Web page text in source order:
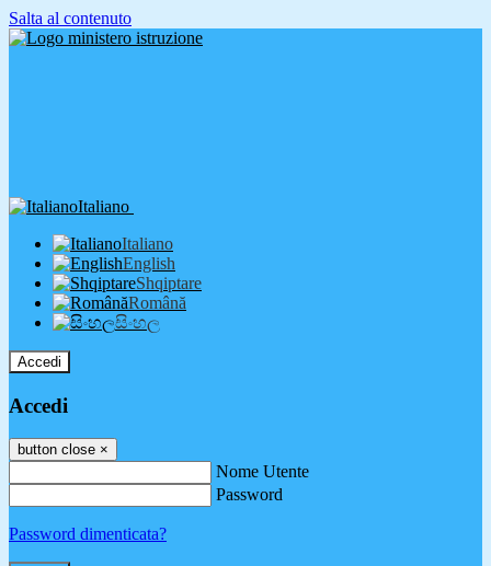
Salta al contenuto
Italiano
Italiano
English
Shqiptare
Română
සිංහල
Accedi
Accedi
button close ×
Nome Utente
Password
Password dimenticata?